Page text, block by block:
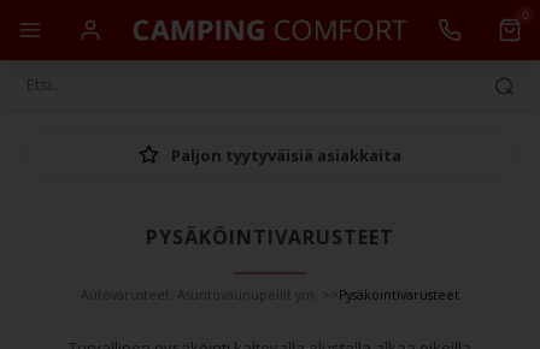
0
Paljon tyytyväisiä asiakkaita
PYSÄKÖINTIVARUSTEET
Autovarusteet. Asuntovaunupeilit ym. Pysäköintivarusteet